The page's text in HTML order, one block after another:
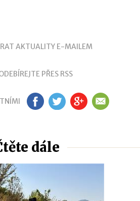
AKTUALITY E-MAILEM
PŘES RSS
FB TW GP EM
dále